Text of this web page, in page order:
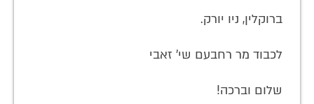
ברוקלין, ניו יורק.
לכבוד מר רחבעם שי' זאבי
שלום וברכה!